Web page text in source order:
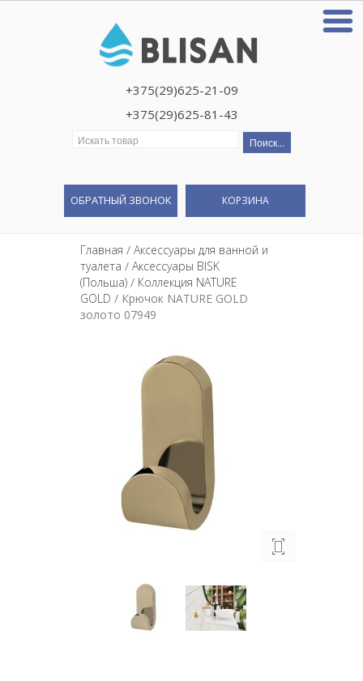
+375(29)625-21-09
+375(29)625-81-43
Искать:
ОБРАТНЫЙ ЗВОНОК КОРЗИНА
Главная / Аксессуары для ванной и
туалета / Аксессуары BISK
(Польша) / Коллекция NATURE
GOLD / Крючок NATURE GOLD
золото 07949